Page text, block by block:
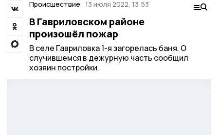
Происшествие 13 июля 2022, 13:53
В Гавриловском районе
произошёл пожар
В селе Гавриловка 1-я загорелась баня. О
случившемся в дежурную часть сообщил
хозяин постройки.